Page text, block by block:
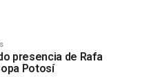
presencia de Rafa
Potosí